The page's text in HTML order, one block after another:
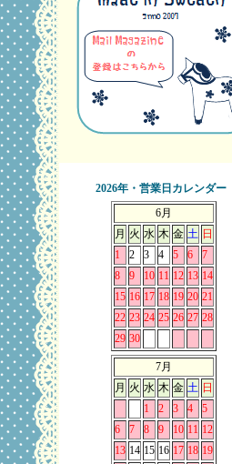
2026年・営業日カレンダー
6月
月 火 水 木 金 土 日
1
2 3 4 5 6
7
8
9 10 11 12 13 14
15 16 17 18 19 20 21
22 23 24 25 26 27 28
29 30
7月
月 火 水 木 金 土 日
1
2 3 4
5
6
7 8 9 10 11 12
13 14 15 16 17 18 19